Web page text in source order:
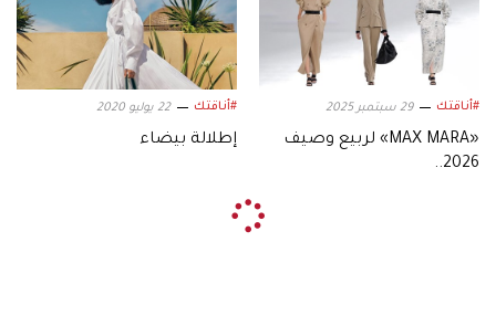
#أناقتك 29 سبتمبر 2025
«MAX MARA» لربيع وصيف
2026..
#أناقتك 22 يوليو 2020
إطلالة بيضاء